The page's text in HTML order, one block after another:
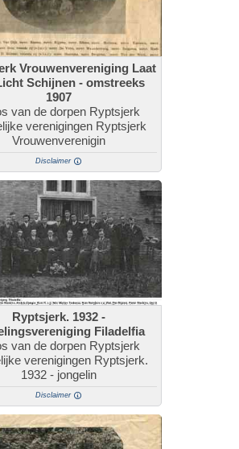
Vrouwenvereniging Laat
Schijnen - omstreeks
1907
van de dorpen Ryptsjerk
verenigingen Ryptsjerk
Vrouwenverenigin
Disclaimer
Ryptsjerk. 1932 -
Filadelfia
van de dorpen Ryptsjerk
verenigingen Ryptsjerk.
1932 - jongelin
Disclaimer